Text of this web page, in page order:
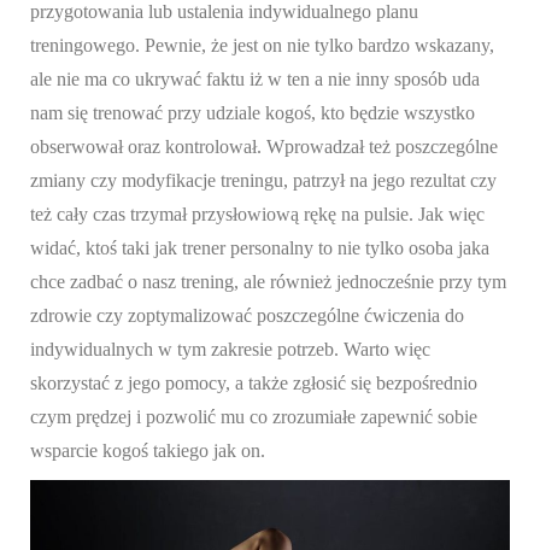
przygotowania lub ustalenia indywidualnego planu
treningowego. Pewnie, że jest on nie tylko bardzo wskazany,
ale nie ma co ukrywać faktu iż w ten a nie inny sposób uda
nam się trenować przy udziale kogoś, kto będzie wszystko
obserwował oraz kontrolował. Wprowadzał też poszczególne
zmiany czy modyfikacje treningu, patrzył na jego rezultat czy
też cały czas trzymał przysłowiową rękę na pulsie. Jak więc
widać, ktoś taki jak trener personalny to nie tylko osoba jaka
chce zadbać o nasz trening, ale również jednocześnie przy tym
zdrowie czy zoptymalizować poszczególne ćwiczenia do
indywidualnych w tym zakresie potrzeb. Warto więc
skorzystać z jego pomocy, a także zgłosić się bezpośrednio
czym prędzej i pozwolić mu co zrozumiałe zapewnić sobie
wsparcie kogoś takiego jak on.